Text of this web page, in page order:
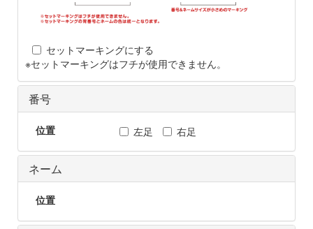
セットマーキングにする
※セットマーキングはフチが使用できません。
番号
位置 左足 右足
ネーム
位置